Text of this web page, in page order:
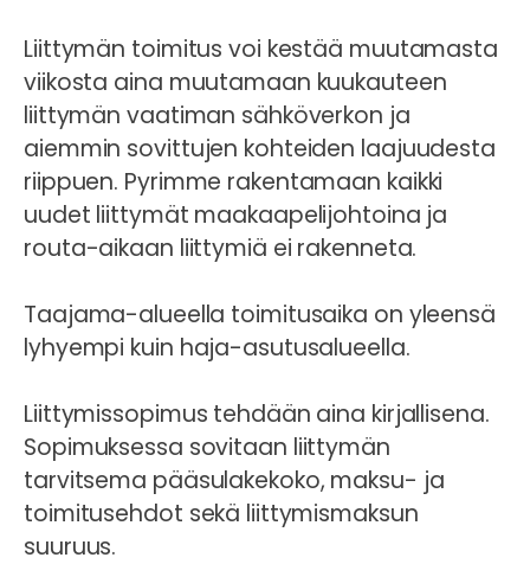
Liittymän toimitus voi kestää muutamasta
viikosta aina muutamaan kuukauteen
liittymän vaatiman sähköverkon ja
aiemmin sovittujen kohteiden laajuudesta
riippuen. Pyrimme rakentamaan kaikki
uudet liittymät maakaapelijohtoina ja
routa-aikaan liittymiä ei rakenneta.
Taajama-alueella toimitusaika on yleensä
lyhyempi kuin haja-asutusalueella.
Liittymissopimus tehdään aina kirjallisena.
Sopimuksessa sovitaan liittymän
tarvitsema pääsulakekoko, maksu- ja
toimitusehdot sekä liittymismaksun
suuruus.